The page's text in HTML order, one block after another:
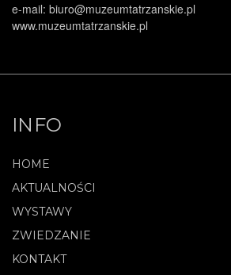
e-mail: biuro@muzeumtatrzanskie.pl
www.muzeumtatrzanskie.pl
INFO
HOME
AKTUALNOŚCI
WYSTAWY
ZWIEDZANIE
KONTAKT